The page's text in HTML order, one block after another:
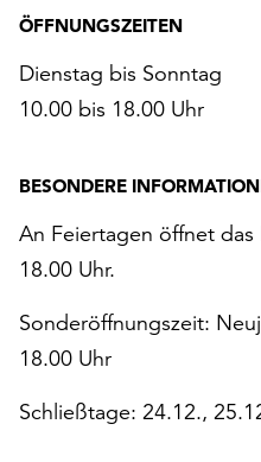
ÖFFNUNGSZEITEN
Dienstag bis Sonntag
10.00 bis 18.00 Uhr
BESONDERE
An Feiertagen öffnet
18.00 Uhr.
Sonderöffnungszeit:
18.00 Uhr
Schließtage: 24.12.,